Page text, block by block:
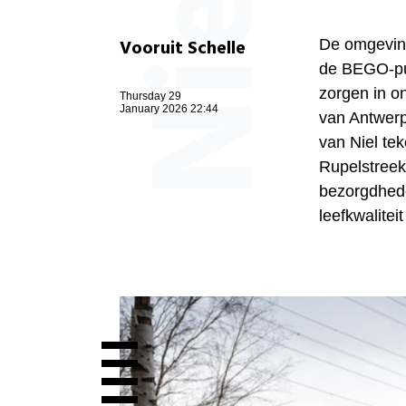
Vooruit Schelle
Thursday 29
January 2026 22:44
De
de BEGO-
zorgen in
van
van Niel